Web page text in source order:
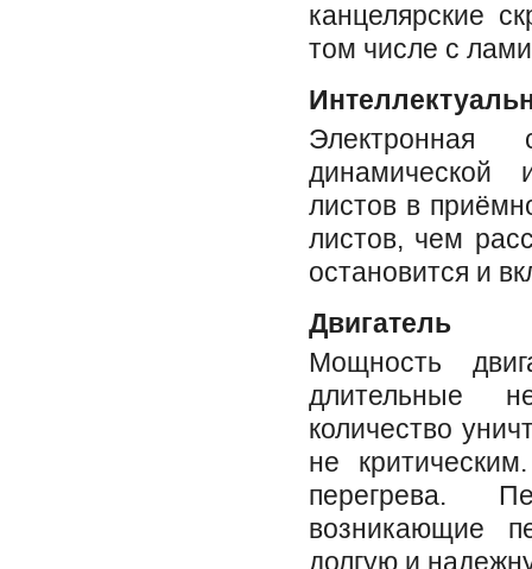
канцелярские
том числе с
Электронная
динамической
листов в
листов, чем
остановится и
Двигатель
Мощность
длительные
количество
не
перегрева.
возникающие
долгую и